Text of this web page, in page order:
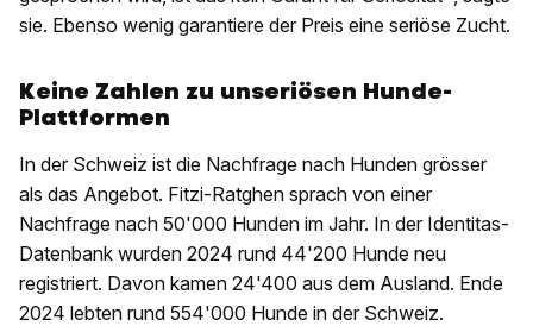
sie. Ebenso wenig garantiere der Preis eine seriöse Zucht.
Keine Zahlen zu unseriösen Hunde-
Plattformen
In der Schweiz ist die Nachfrage nach Hunden grösser
als das Angebot. Fitzi-Ratghen sprach von einer
Nachfrage nach 50'000 Hunden im Jahr. In der Identitas-
Datenbank wurden 2024 rund 44'200 Hunde neu
registriert. Davon kamen 24'400 aus dem Ausland. Ende
2024 lebten rund 554'000 Hunde in der Schweiz.